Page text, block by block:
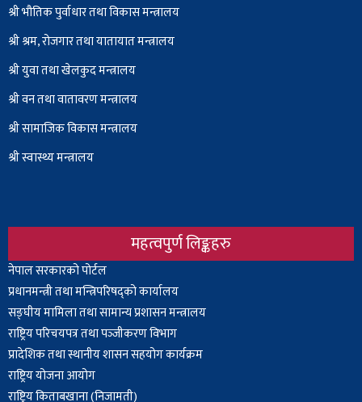
श्री भौतिक पुर्वाधार तथा विकास मन्त्रालय
श्री श्रम, रोजगार तथा यातायात मन्त्रालय
श्री युवा तथा खेलकुद मन्त्रालय
श्री वन तथा वातावरण मन्त्रालय
श्री सामाजिक विकास मन्त्रालय
श्री स्वास्थ्य मन्त्रालय
महत्वपुर्ण लिङ्कहरु
Body
नेपाल सरकारको पोर्टल
प्रधानमन्त्री तथा मन्त्रिपरिषद्को कार्यालय
सङ्घीय मामिला तथा सामान्य प्रशासन मन्त्रालय
राष्ट्रिय परिचयपत्र तथा पञ्‍जीकरण विभाग
प्रादेशिक तथा स्थानीय शासन सहयोग कार्यक्रम
राष्ट्रिय योजना आयोग
राष्ट्रिय किताबखाना (निजामती)